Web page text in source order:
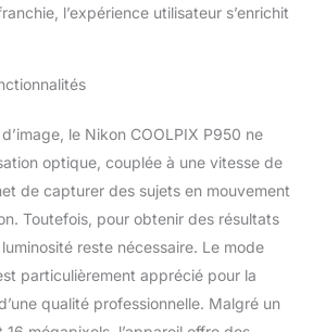
l’expérience utilisateur s’enrichit
le Nikon COOLPIX P950 ne
optique, couplée à une vitesse de
de capturer des sujets en mouvement
Toutefois, pour obtenir des résultats
reste nécessaire. Le mode
particulièrement apprécié pour la
qualité professionnelle. Malgré un